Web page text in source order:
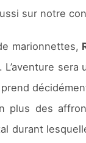
sur notre
marionnettes,
sera
des
durant